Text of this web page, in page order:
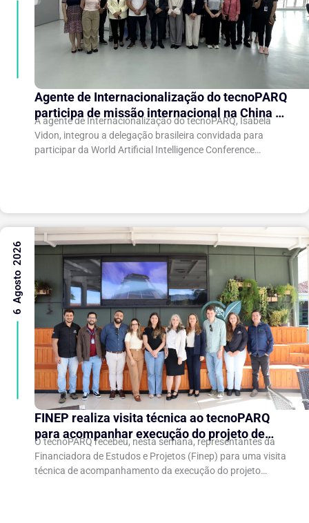
Agente de Internacionalização do tecnoPARQ
participa de missão internacional na China e
fortalece conexões com o ecossistema de
inovação
A agente de Internacionalização do tecnoPARQ, Isabela
Vidon, integrou a delegação brasileira convidada para
participar da World Artificial Intelligence Conference
FINEP realiza visita técnica ao tecnoPARQ
para acompanhar execução do projeto de
expansão do Parque Tecnológico
O tecnoPARQ recebeu, nesta semana, representantes da
Financiadora de Estudos e Projetos (Finep) para uma visita
técnica de acompanhamento da execução do projeto
6 Agosto 2026